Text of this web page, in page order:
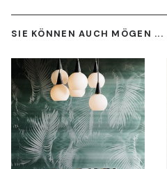
SIE KÖNNEN AUCH MÖGEN ...